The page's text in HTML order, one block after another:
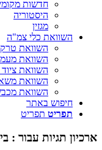
חדשות
היסטוריה
מגזין
השוואת כלי צמ"ה
השוואת
השוואת
השוואת
השוואת
השוואת
חיפוש באתר
תפריט תפריט
ארכיון תגיות עבור :